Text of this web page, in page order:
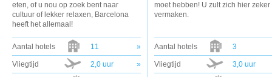
eten, of u nou op zoek bent naar
cultuur of lekker relaxen, Barcelona
heeft het allemaal!
Aantal hotels 11 »
Vliegtijd 2,0 uur »
moet hebben! U zult zich hier zeker
vermaken.
Aantal hotels 3
Vliegtijd 3,0 uur